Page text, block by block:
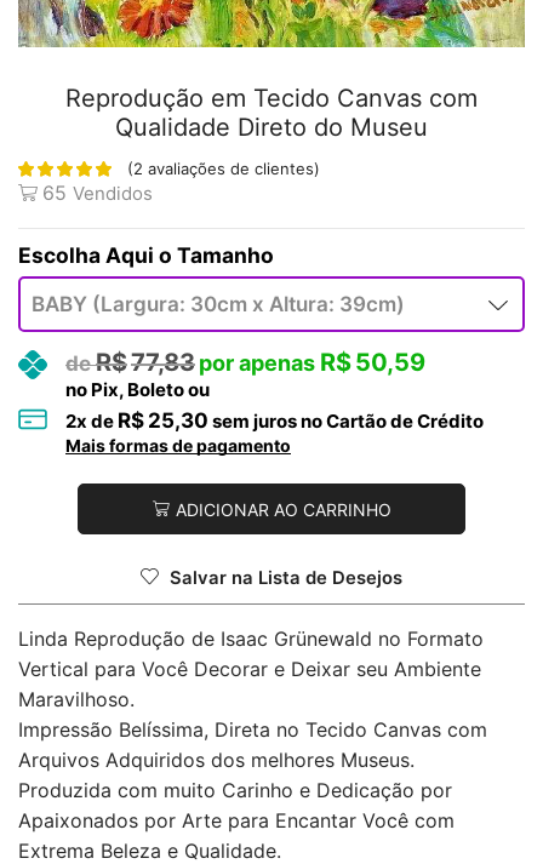
Reprodução em Tecido Canvas com
Qualidade Direto do Museu
(2 avaliações de clientes)
65 Vendidos
Tamanho
R$77,83 R$50,59
no Pix, Boleto ou
2x de R$ 25,30 sem juros no Cartão de Crédito
Mais formas de pagamento
ADICIONAR AO CARRINHO
Salvar na Lista de Desejos
Linda Reprodução de Isaac Grünewald no Formato
Vertical para Você Decorar e Deixar seu Ambiente
Maravilhoso.
Impressão Belíssima, Direta no Tecido Canvas com
Arquivos Adquiridos dos melhores Museus.
Produzida com muito Carinho e Dedicação por
Apaixonados por Arte para Encantar Você com
Extrema Beleza e Qualidade.